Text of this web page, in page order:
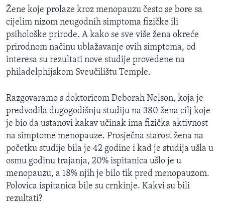
Idi
na
pretragu
SJEDINJENE AMERIČKE DRŽAVE
BOSNA I HERCEGOVINA
SVIJET
NAUKA I TEHNOLOGIJA
SPECIJALNI PROJEKTI
KORUPCIJA
SLOBODA MEDIJA
ŽENSKA STRANA
IZBJEGLIČKA STRANA
MAGAZIN
O GLASU AMERIKE
Learning English
PRATITE NAS
Žene koje prolaze kroz menopauzu često se bore sa
cijelim nizom neugodnih simptoma fizičke ili
psihološke prirode. A kako se sve više žena okreće
prirodnom načinu ublažavanje ovih simptoma, od
interesa su rezultati nove studije provedene na
philadelphijskom Sveučilištu Temple.
Razgovaramo s doktoricom Deborah Nelson, koja je
predvodila dugogodišnju studiju na 380 žena cilj koje
je bio da ustanovi kakav učinak ima fizička aktivnost
na simptome menopauze. Prosječna starost žena na
početku studije bila je 42 godine i kad je studija ušla u
osmu godinu trajanja, 20% ispitanica ušlo je u
menopauzu, a 18% njih je bilo tik pred menopauzom.
Polovica ispitanica bile su crnkinje. Kakvi su bili
rezultati?